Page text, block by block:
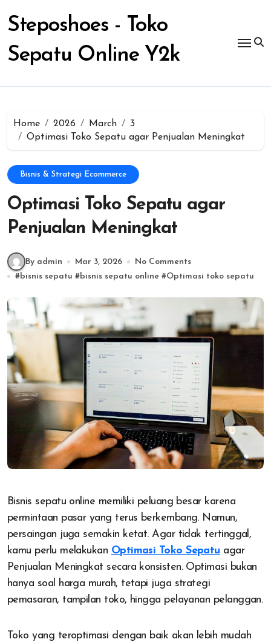
content
Steposhoes - Toko
Sepatu Online Y2k
Home 2026 March
3
Optimasi Toko Sepatu agar Penjualan Meningkat
Bisnis & Strategi Ecommerce
Optimasi Toko Sepatu agar
Penjualan Meningkat
By admin Mar 3, 2026
No Comments
#bisnis sepatu #bisnis sepatu online #Optimasi toko sepatu
Bisnis sepatu online memiliki peluang besar karena
permintaan pasar yang terus berkembang. Namun,
persaingan juga semakin ketat. Agar tidak tertinggal,
kamu perlu melakukan Optimasi Toko Sepatu agar
Penjualan Meningkat secara konsisten. Optimasi bukan
hanya soal harga murah, tetapi juga strategi
pemasaran, tampilan toko, hingga pelayanan pelanggan.
Toko yang teroptimasi dengan baik akan lebih mudah